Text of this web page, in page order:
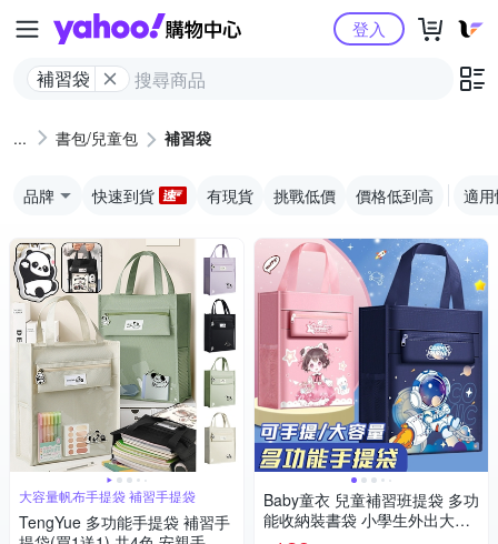
Yahoo購物中心
補習袋
登入
書包/兒童包 補習袋
品牌 快速到貨 有現貨 挑戰低價 價格低到高 適
大容量帆布手提袋 補習手提袋
TengYue 多功能手提袋 補習手
Baby童衣 兒童補習班提袋 多功
能收納裝書袋 小學生外出大容